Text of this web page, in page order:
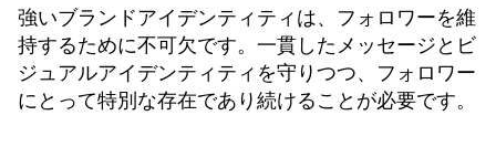
強いブランドアイデンティティは、フォロワーを維
持するために不可欠です。一貫したメッセージとビ
ジュアルアイデンティティを守りつつ、フォロワー
にとって特別な存在であり続けることが必要です。